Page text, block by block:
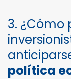
3. ¿Cómo
política